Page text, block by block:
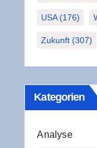
USA(176)
Zukunft (307)
Kate­go­rien
Analyse